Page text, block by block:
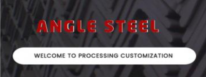
যন্ত্রপাতি, জাহাজ, শিল্প চুল্লি, প্রতিক্রিয়া টাওয়ার,কনটেইনার র্যাক, ক্যাবল ট্রেনচ সমর্থন,
কোণীয় ইস্পাতের প্রকারঃ মূলত দুটি ধরণের মধ্যে বিভক্তঃ সমান কোণীয় ইস্পাত এবং অসম
পারেঃঅসমান দিক এবং সমান বেধ এবং অসমান দিক এবং অসমান বেধ.
গরম রোল করা সমান কোণযুক্ত স্টিলের খণ্ডগত
আকার ((মিমি)
সিএসএ
তাত্ত্বিক ওজন
কেন্দ্র সামঞ্জস্য প্রতিরোধ ক্ষমতা... W
উইংয়ের প্রস্থ ব্যাসার্ধ এ y 0 ম্যাক্স